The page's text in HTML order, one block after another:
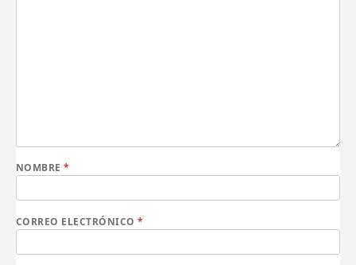
NOMBRE*
CORREO ELECTRÓNICO*